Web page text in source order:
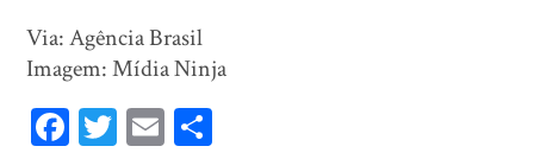
Via: Agência Brasil
Imagem: Mídia Ninja
Fa T E